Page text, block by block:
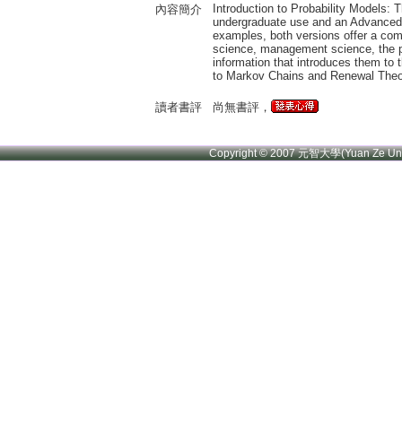
內容簡介
Introduction to Probability Models:
undergraduate use and an
examples, both versions offer a
science, management science, the
information that introduces them to
to Markov Chains and Renewal
讀者書評 尚無書評，
Copyright © 2007 元智大學(Yuan Ze